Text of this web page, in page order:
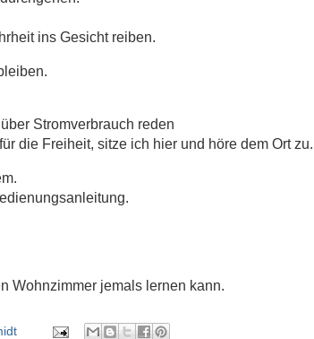
ins Gesicht reiben.
Stromverbrauch reden
die Freiheit, sitze ich hier und höre dem Ort zu.
Wohnzimmer jemals lernen kann.